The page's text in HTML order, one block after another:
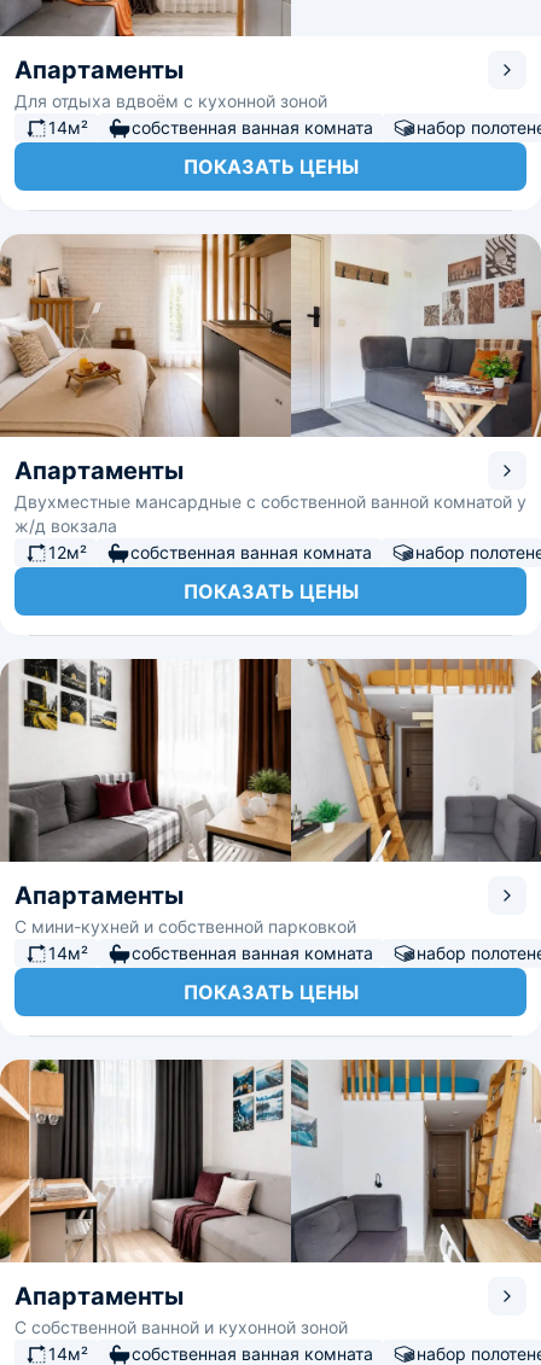
Апартаменты
Для отдыха вдвоём с кухонной зоной
14м²
собственная ванная комната набор
ПОКАЗАТЬ ЦЕНЫ
Апартаменты
Двухместные мансардные с собственной ванной комнатой у
ж/д вокзала
12м²
собственная ванная комната набор
ПОКАЗАТЬ ЦЕНЫ
Апартаменты
С мини-кухней и собственной парковкой
14м²
собственная ванная комната набор
ПОКАЗАТЬ ЦЕНЫ
Апартаменты
С собственной ванной и кухонной зоной
14м²
собственная ванная комната набор